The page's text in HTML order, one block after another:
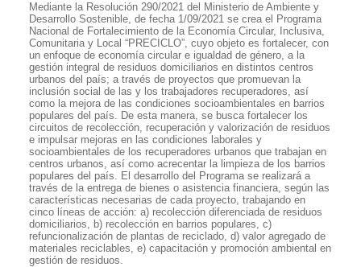
Mediante la Resolución 290/2021 del Ministerio de Ambiente y
Desarrollo Sostenible, de fecha 1/09/2021 se crea el Programa
Nacional de Fortalecimiento de la Economía Circular, Inclusiva,
Comunitaria y Local “PRECICLO”, cuyo objeto es fortalecer, con
un enfoque de economía circular e igualdad de género, a la
gestión integral de residuos domiciliarios en distintos centros
urbanos del país; a través de proyectos que promuevan la
inclusión social de las y los trabajadores recuperadores, así
como la mejora de las condiciones socioambientales en barrios
populares del país. De esta manera, se busca fortalecer los
circuitos de recolección, recuperación y valorización de residuos
e impulsar mejoras en las condiciones laborales y
socioambientales de los recuperadores urbanos que trabajan en
centros urbanos, así como acrecentar la limpieza de los barrios
populares del país. El desarrollo del Programa se realizará a
través de la entrega de bienes o asistencia financiera, según las
características necesarias de cada proyecto, trabajando en
cinco líneas de acción: a) recolección diferenciada de residuos
domiciliarios, b) recolección en barrios populares, c)
refuncionalización de plantas de reciclado, d) valor agregado de
materiales reciclables, e) capacitación y promoción ambiental en
gestión de residuos.